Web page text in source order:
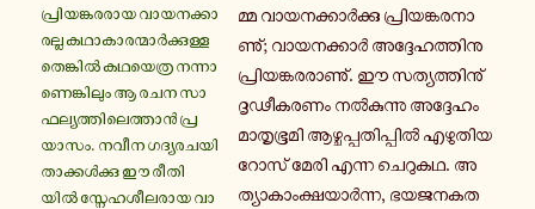
പ്രി­യ­ങ്ക­ര­രാ­യ വാ­യ­ന­ക്കാ­
ര­ല്ല ക­ഥാ­കാ­ര­ന്മാർ­ക്കു­ള്ള­
തെ­ങ്കിൽ ക­ഥ­യെ­ത്ര ന­ന്നാ­
ണെ­ങ്കി­ലും ആ രചന സാ­
ഫ­ല്യ­ത്തി­ലെ­ത്താൻ പ്ര­
യാ­സം. നവീന ഗ­ദ്യ­ര­ച­യി­
താ­ക്കൾ­ക്കു ഈ രീ­തി­
യിൽ സ്നേ­ഹ­ശീ­ല­രാ­യ വാ­
മ്മ വാ­യ­ന­ക്കാർ­ക്കു പ്രി­യ­ങ്ക­ര­നാ­
ണു്; വാ­യ­ന­ക്കാർ അ­ദ്ദേ­ഹ­ത്തി­നു
പ്രി­യ­ങ്ക­ര­രാ­ണു്. ഈ സ­ത്യ­ത്തി­നു്
ദൃ­ഢീ­ക­ര­ണം നൽ­കു­ന്നു അ­ദ്ദേ­ഹം
മാ­തൃ­ഭൂ­മി ആ­ഴ്ച­പ്പ­തി­പ്പിൽ എ­ഴു­തി­യ
റോസ് മേരി എന്ന ചെ­റു­ക­ഥ. അ­
ത്യാ­കാം­ക്ഷ­യാർ­ന്ന, ഭ­യ­ജ­ന­ക­ത­